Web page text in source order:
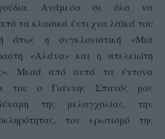
Ανάμεσα σε όλα να
τα κλασικά έντεχνα λαϊκά του
όπως η συγκλονιστική «Μια
«Αλάνα» και η ατελειώτη
Μεσά από αυτά τα έντονα
του ο Γιάννης Σπανός μας
της μελαγχολίας, την
τον ερωτισμό της